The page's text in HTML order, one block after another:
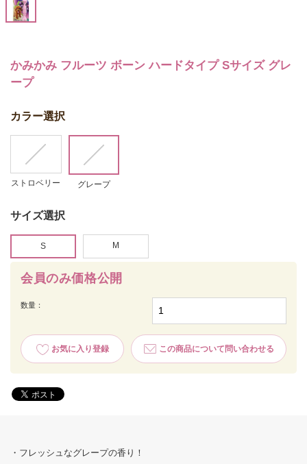
かみかみ フルーツ ボーン ハードタイプ Sサイズ グレ
ープ
会員のみ価格公開
数量：
お気に入り登録 この商品について問い合わせる
カラー選択
ストロベリー グレープ
サイズ選択
S M
・フレッシュなグレープの香り！